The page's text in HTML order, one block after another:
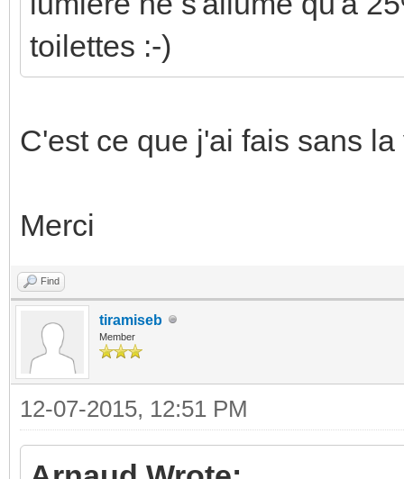
toilettes :-)
C'est ce que j'ai fais sans
Merci
Find
tiramiseb
Member
12-07-2015, 12:51 PM